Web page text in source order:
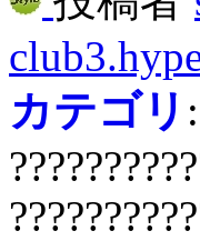
カテゴリ :